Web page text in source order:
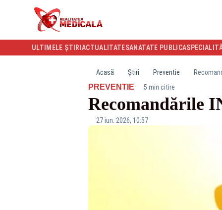
ULTIMELE ȘTIRI ACTUALITATESANATATE PUBLICA
Acasă Știri Preventie
PREVENTIE· 5 min citire
Recomandările
27 iun. 2026, 10:57